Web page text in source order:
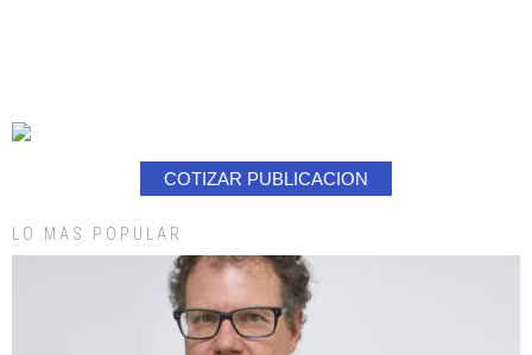
COTIZAR PUBLICACION
LO MAS POPULAR